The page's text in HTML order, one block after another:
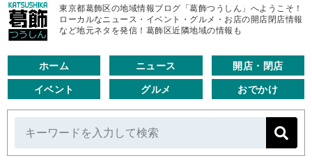
東京都葛飾区の地域情報ブログ「葛飾つうしん」へようこそ！
ローカルなニュース・イベント・グルメ・お店の開店閉店情報
など地元ネタを発信！葛飾区近隣地域の情報も
ホーム ニュース 開店・閉店
イベント グルメ おでかけ